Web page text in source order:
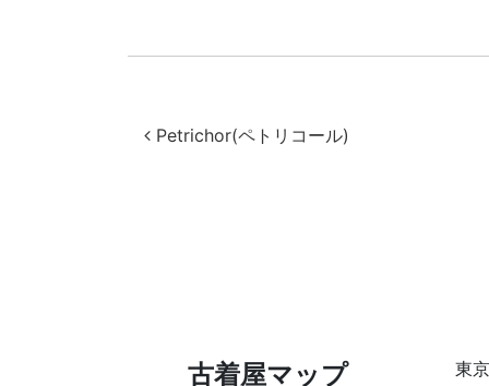
投稿ナビゲ
Petrichor(ペトリコール)
古着屋マップ
東